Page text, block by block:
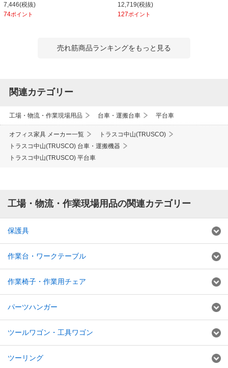
7,446(税抜)
74ポイント
12,719(税抜)
127ポイント
売れ筋商品ランキングをもっと見る
関連カテゴリー
工場・物流・作業現場用品 台車・運搬台車 平台車
オフィス家具 メーカー一覧
トラスコ中山(TRUSCO)
トラスコ中山(TRUSCO) 台車・運搬機器
トラスコ中山(TRUSCO) 平台車
工場・物流・作業現場用品の関連カテゴリー
保護具
作業台・ワークテーブル
作業椅子・作業用チェア
パーツハンガー
ツールワゴン・工具ワゴン
ツーリング